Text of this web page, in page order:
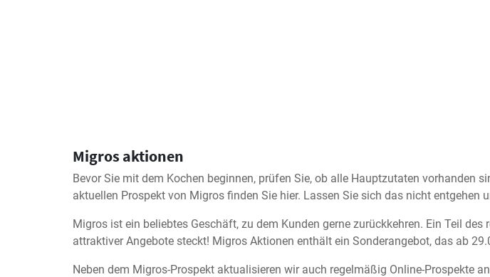
Migros aktionen
Bevor Sie mit dem Kochen beginnen, prüfen Sie, ob alle Hauptzutaten vorhanden
aktuellen Prospekt von Migros finden Sie hier. Lassen Sie sich das nicht entgehen
Migros ist ein beliebtes Geschäft, zu dem Kunden gerne zurückkehren. Ein Teil
attraktiver Angebote steckt! Migros Aktionen enthält ein Sonderangebot, das ab
Neben dem Migros-Prospekt aktualisieren wir auch regelmäßig Online-Prospekte